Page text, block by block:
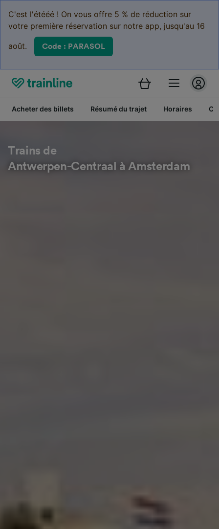
C'est l'étééé ! On vous offre 5 % de réduction sur
votre première réservation sur notre app, jusqu'au 16
août. Code : PARASOL
Acheter des billets Résumé du trajet Horaires
Trains de
Antwerpen-Centraal à Amsterdam